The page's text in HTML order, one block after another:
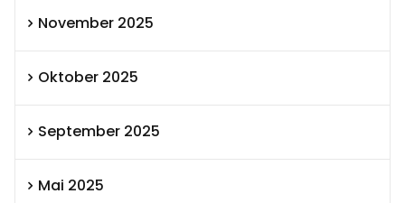
November 2025
Oktober 2025
September 2025
Mai 2025